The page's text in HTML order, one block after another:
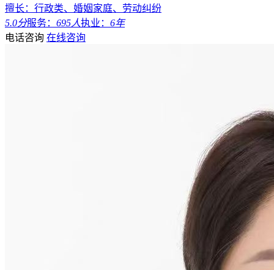
擅长：行政类、婚姻家庭、劳动纠纷
5.0分服务： 695人执业： 6年
电话咨询 在线咨询